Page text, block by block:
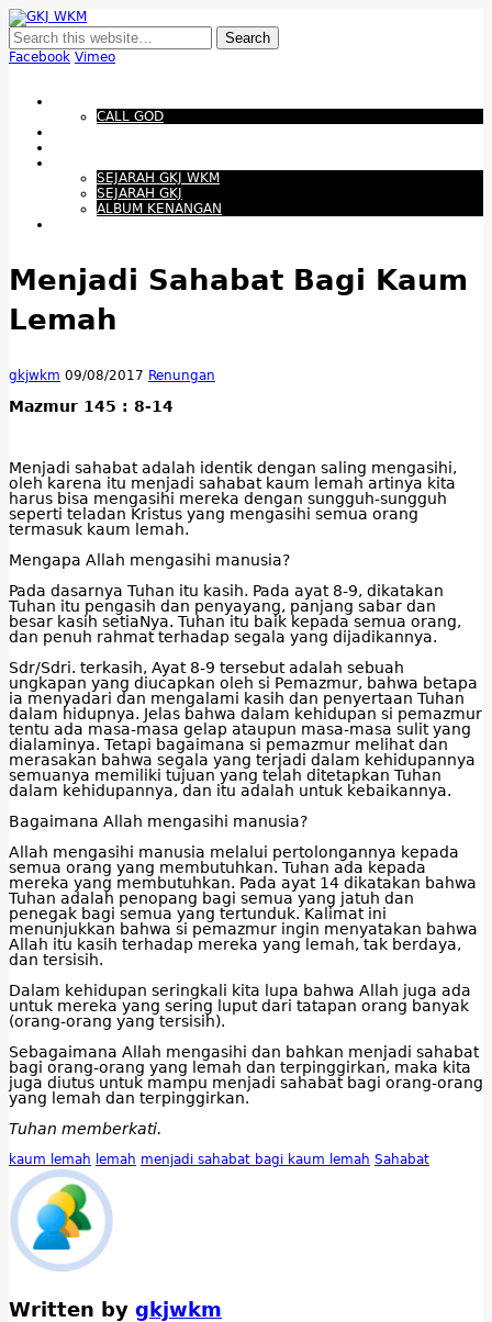
Membangun Gereja Kokoh melalui Pelayanan Holistik, Teknologi, dan
Budaya Apresiatif
Facebook Vimeo
CALL GOD
SEJARAH GKJ WKM
SEJARAH GKJ
ALBUM KENANGAN
Menjadi Sahabat Bagi Kaum
Lemah
gkjwkm 09/08/2017 Renungan
Mazmur 145 : 8-14
Menjadi sahabat adalah identik dengan saling mengasihi,
oleh karena itu menjadi sahabat kaum lemah artinya kita
harus bisa mengasihi mereka dengan sungguh-sungguh
seperti teladan Kristus yang mengasihi semua orang
termasuk kaum lemah.
Mengapa Allah mengasihi manusia?
Pada dasarnya Tuhan itu kasih. Pada ayat 8-9, dikatakan
Tuhan itu pengasih dan penyayang, panjang sabar dan
besar kasih setiaNya. Tuhan itu baik kepada semua orang,
dan penuh rahmat terhadap segala yang dijadikannya.
Sdr/Sdri. terkasih, Ayat 8-9 tersebut adalah sebuah
ungkapan yang diucapkan oleh si Pemazmur, bahwa betapa
ia menyadari dan mengalami kasih dan penyertaan Tuhan
dalam hidupnya. Jelas bahwa dalam kehidupan si pemazmur
tentu ada masa-masa gelap ataupun masa-masa sulit yang
dialaminya. Tetapi bagaimana si pemazmur melihat dan
merasakan bahwa segala yang terjadi dalam kehidupannya
semuanya memiliki tujuan yang telah ditetapkan Tuhan
dalam kehidupannya, dan itu adalah untuk kebaikannya.
Bagaimana Allah mengasihi manusia?
Allah mengasihi manusia melalui pertolongannya kepada
semua orang yang membutuhkan. Tuhan ada kepada
mereka yang membutuhkan. Pada ayat 14 dikatakan bahwa
Tuhan adalah penopang bagi semua yang jatuh dan
penegak bagi semua yang tertunduk. Kalimat ini
menunjukkan bahwa si pemazmur ingin menyatakan bahwa
Allah itu kasih terhadap mereka yang lemah, tak berdaya,
dan tersisih.
Dalam kehidupan seringkali kita lupa bahwa Allah juga ada
untuk mereka yang sering luput dari tatapan orang banyak
(orang-orang yang tersisih).
Sebagaimana Allah mengasihi dan bahkan menjadi sahabat
bagi orang-orang yang lemah dan terpinggirkan, maka kita
juga diutus untuk mampu menjadi sahabat bagi orang-orang
yang lemah dan terpinggirkan.
Tuhan memberkati.
kaum lemah lemah menjadi sahabat bagi kaum lemah Sahabat
Written by gkjwkm